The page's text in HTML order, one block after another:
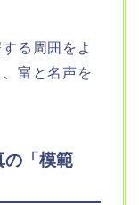
る周囲をよ
富と名声を
の「模範